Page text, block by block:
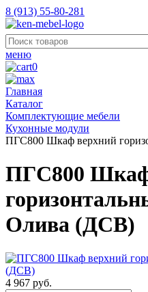
8 (913) 55-80-281
меню
0
Главная
Каталог
Комплектующие мебели
Кухонные модули
ПГС800 Шкаф верхний
ПГС800
Олива (ДСВ)
4 967 руб.